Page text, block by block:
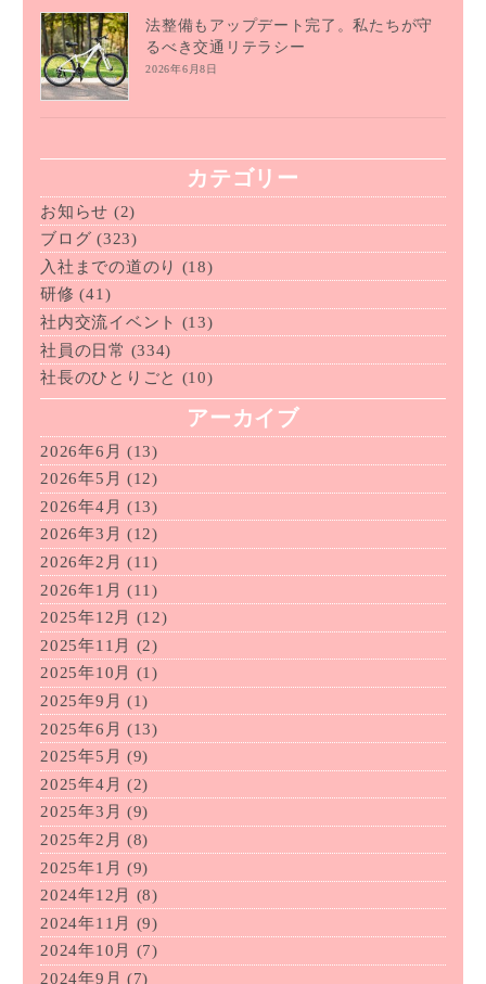
法整備もアップデート完了。私たちが守
るべき交通リテラシー
2026年6月8日
カテゴリー
お知らせ (2)
ブログ (323)
入社までの道のり (18)
研修 (41)
社内交流イベント (13)
社員の日常 (334)
社長のひとりごと (10)
アーカイブ
2026年6月 (13)
2026年5月 (12)
2026年4月 (13)
2026年3月 (12)
2026年2月 (11)
2026年1月 (11)
2025年12月
(12)
2025年11月
(2)
2025年10月
(1)
2025年9月 (1)
2025年6月 (13)
2025年5月 (9)
2025年4月 (2)
2025年3月 (9)
2025年2月 (8)
2025年1月 (9)
2024年12月
(8)
2024年11月
(9)
2024年10月
(7)
2024年9月 (7)